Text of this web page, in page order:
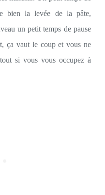
bien la levée de la pâte,
un petit temps de pause
ça vaut le coup et vous ne
si vous vous occupez à